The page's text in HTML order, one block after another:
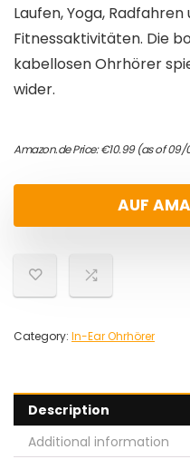
Laufen, Yoga,
Fitnessaktivitäten. Die
kabellosen Ohrhörer
wider.
Amazon.de Price:€10.99(as of 09/
AUF
Category: In-Ear Ohrhörer
Description
Additional information